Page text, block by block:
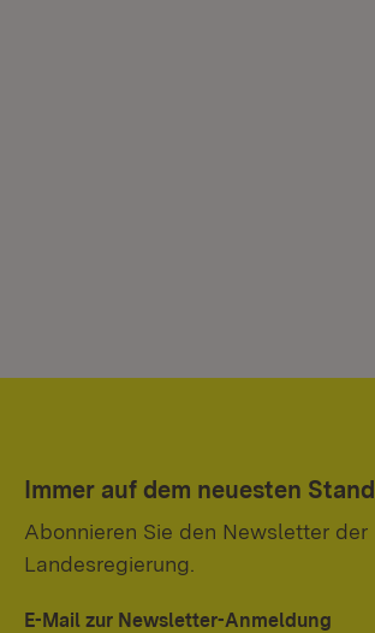
Immer auf dem neuesten Stand
Abonnieren Sie den Newsletter der
Landesregierung.
E-Mail zur Newsletter-Anmeldung